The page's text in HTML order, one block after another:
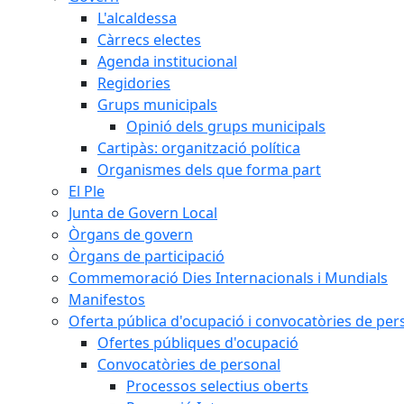
L'alcaldessa
Càrrecs electes
Agenda institucional
Regidories
Grups municipals
Opinió dels grups municipals
Cartipàs: organització política
Organismes dels que forma part
El Ple
Junta de Govern Local
Òrgans de govern
Òrgans de participació
Commemoració Dies Internacionals i Mundials
Manifestos
Oferta pública d'ocupació i convocatòries de
Ofertes públiques d'ocupació
Convocatòries de personal
Processos selectius oberts